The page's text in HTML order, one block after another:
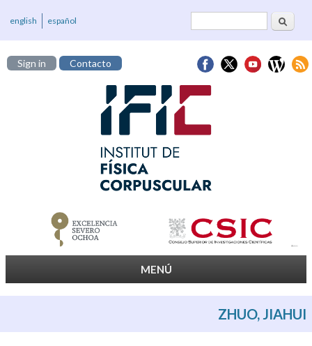
Formulari deCerca
english español
Sign in Contacto
MENÚ
ZHUO, JIAHUI